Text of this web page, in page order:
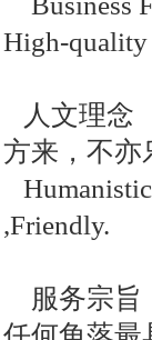
High-quality
人文理念
方来，不
,Friendly.
服务宗旨